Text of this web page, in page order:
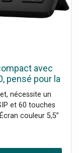
avec
pensé pour la
nécessite un
et 60 touches
couleur 5,5’’
jusqu’à 10
5.0 intégrés